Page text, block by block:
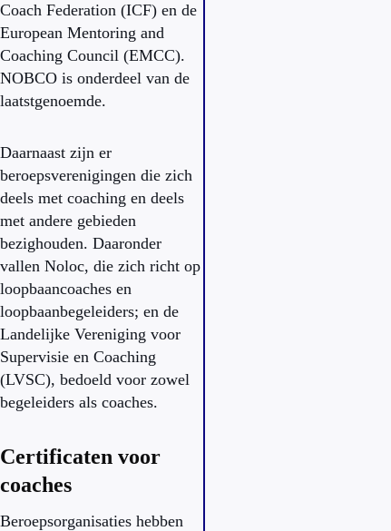
Coach Federation (ICF) en de
European Mentoring and
Coaching Council (EMCC).
NOBCO is onderdeel van de
laatstgenoemde.
Daarnaast zijn er
beroepsverenigingen die zich
deels met coaching en deels
met andere gebieden
bezighouden. Daaronder
vallen Noloc, die zich richt op
loopbaancoaches en
loopbaanbegeleiders; en de
Landelijke Vereniging voor
Supervisie en Coaching
(LVSC), bedoeld voor zowel
begeleiders als coaches.
Certificaten voor
coaches
Beroepsorganisaties hebben